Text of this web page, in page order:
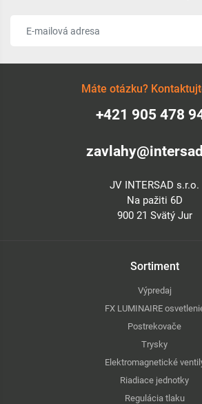
Máte otázku?
+421 905 478
JV INTERSAD s.r.o.
Na pažiti 6D
900 21 Svätý Jur
Sortiment
Výpredaj
FX LUMINAIRE
Postrekovače
Trysky
Elektromagnetické
Riadiace jednotky
Regulácia tlaku